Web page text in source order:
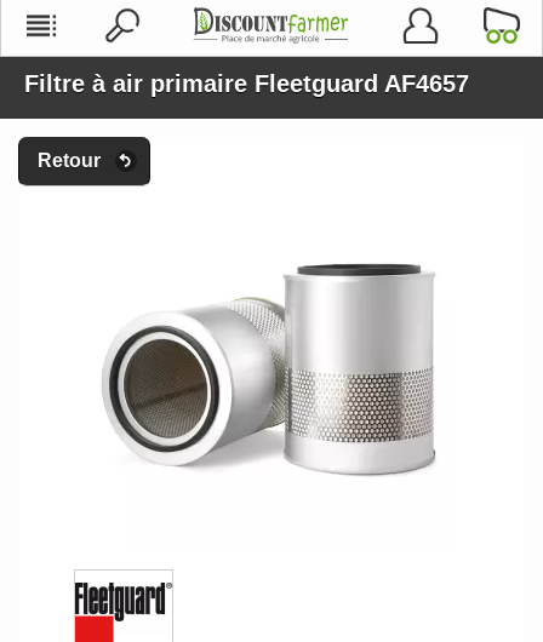
Filtre à air primaire Fleetguard AF4657
Retour